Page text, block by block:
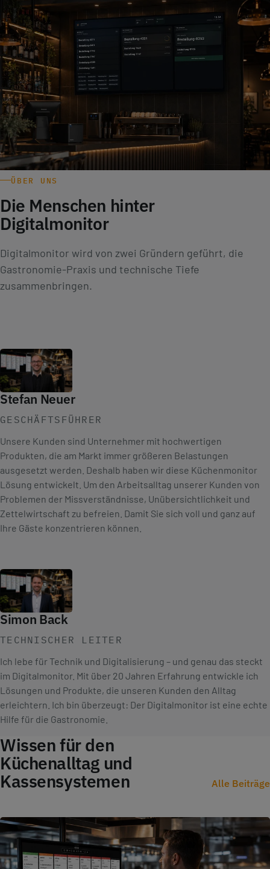
ÜBER UNS
Die Menschen hinter
Digitalmonitor
Digitalmonitor wird von zwei Gründern geführt, die
Gastronomie-Praxis und technische Tiefe
zusammenbringen.
Stefan Neuer
GESCHÄFTSFÜHRER
Unsere Kunden sind Unternehmer mit hochwertigen
Produkten, die am Markt immer größeren Belastungen
ausgesetzt werden. Deshalb haben wir diese Küchenmonitor
Lösung entwickelt. Um den Arbeitsalltag unserer Kunden von
Problemen der Missverständnisse, Unübersichtlichkeit und
Zettelwirtschaft zu befreien. Damit Sie sich voll und ganz auf
Ihre Gäste konzentrieren können.
Simon Back
TECHNISCHER LEITER
Ich lebe für Technik und Digitalisierung – und genau das steckt
im Digitalmonitor. Mit über 20 Jahren Erfahrung entwickle ich
Lösungen und Produkte, die unseren Kunden den Alltag
erleichtern. Ich bin überzeugt: Der Digitalmonitor ist eine echte
Hilfe für die Gastronomie.
Wissen für den
Küchenalltag und
Kassensystemen
Alle Beiträge